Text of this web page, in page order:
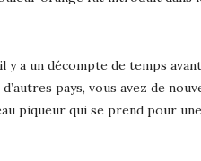
a un décompte de temps
pays, vous avez de
piqueur qui se prend pour